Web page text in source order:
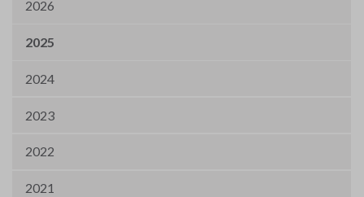
2026
2025
2024
2023
2022
2021